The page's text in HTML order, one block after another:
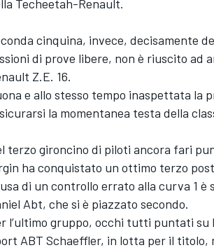
Techeetah-Renault.
cinquina, invece, decisamente
di prove libere, non è riuscito ad
Z.E. 16.
e allo stesso tempo inaspettata la
la momentanea testa della
terzo gironcino di piloti ancora fari
ha conquistato un ottimo terzo
di un controllo errato alla curva 1
Abt, che si è piazzato secondo.
l’ultimo gruppo, occhi tutti puntati su
ABT Schaeffler, in lotta per il titolo,